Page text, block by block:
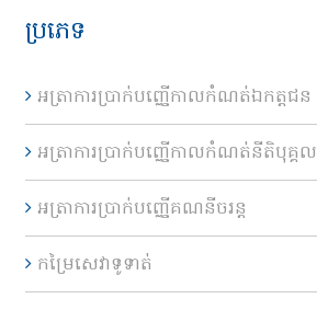
ប្រភេទ
អត្រាការប្រាក់បញ្ញើកាលកំណត់ឯកត្តជន
អត្រាការប្រាក់បញ្ញើកាលកំណត់នីតិបុគ្គល
អត្រាការប្រាក់បញ្ញើគណនីចរន្ត
កម្រៃសេវាទូទាត់